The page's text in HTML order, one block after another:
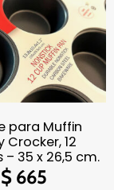
para Muffin
Crocker, 12
– 35 x 26,5 cm.
$665